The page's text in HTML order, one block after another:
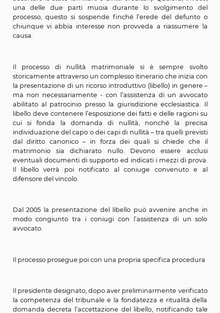
Parti private sono i coniugi a ciascuno dei quali spetta
Con la morte di uno dei coniugi si estingue il
linea generale, il diritto ad impugnarlo, tranne
questione circa la validità o meno del
pregiudiziale in altra controversia da decidere nello
ambito ecclesiastico oppure statale (ad
accertare lo stato familiare o diritti ereditari). Qualora,
una delle due parti muoia durante lo
processo, questo si sospende finché l’erede del
chiunque vi abbia interesse non provveda a
Il processo di nullità matrimoniale si è sempre
ma non necessariamente - con l’assistenza di un
cui si fonda la domanda di nullità, nonché la
individuazione del capo o dei capi di nullità – tra quelli